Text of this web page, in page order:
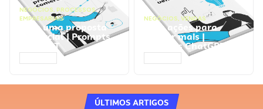
NEGÓCIOS, PROCESSOS
EMPRESARIAIS
Faça uma proposta
comercial | Prompts
ChatGPT
NEGÓCIOS, VENDAS
Faça ações para
vender mais |
Prompts ChatGPT
ÚLTIMOS ARTIGOS